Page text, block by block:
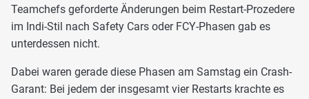
Teamchefs geforderte Änderungen beim Restart-Prozedere
im Indi-Stil nach Safety Cars oder FCY-Phasen gab es
unterdessen nicht.
Dabei waren gerade diese Phasen am Samstag ein Crash-
Garant: Bei jedem der insgesamt vier Restarts krachte es